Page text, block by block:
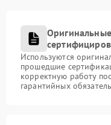
Используются
прошедшие
корректную работу
гарантийных